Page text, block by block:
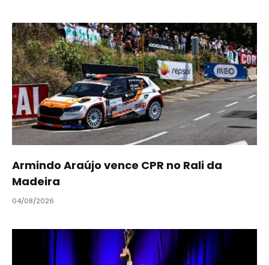
Armindo Araújo vence CPR no Rali da
Madeira
04/08/2026